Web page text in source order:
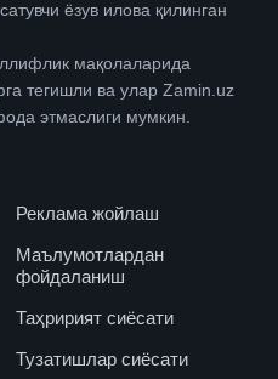
ёзув илова қилинган
мақолаларида
тегишли ва улар Zamin.uz
этмаслиги мумкин.
Реклама жойлаш
Маълумотлардан
фойдаланиш
Таҳририят сиёсати
Тузатишлар сиёсати